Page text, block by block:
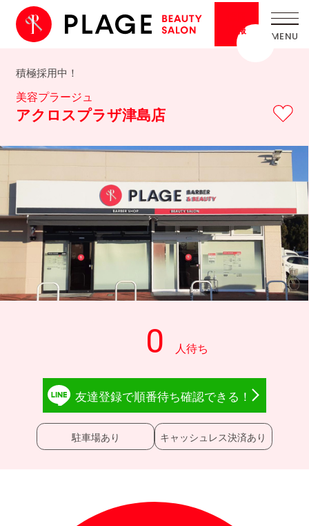
情報
積極採用中！
美容プラージュ
アクロスプラザ津島店
駐車場あり キャッシュレス決済あり
友達登録で順番待ち確認できる！